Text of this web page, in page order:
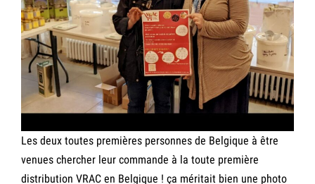
Les deux toutes premières personnes de Belgique à être
venues chercher leur commande à la toute première
distribution VRAC en Belgique ! ça méritait bien une photo